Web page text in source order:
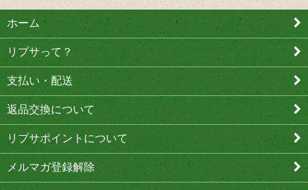
ホーム
リプサって？
支払い・配送
返品交換について
リプサポイントについて
メルマガ登録解除